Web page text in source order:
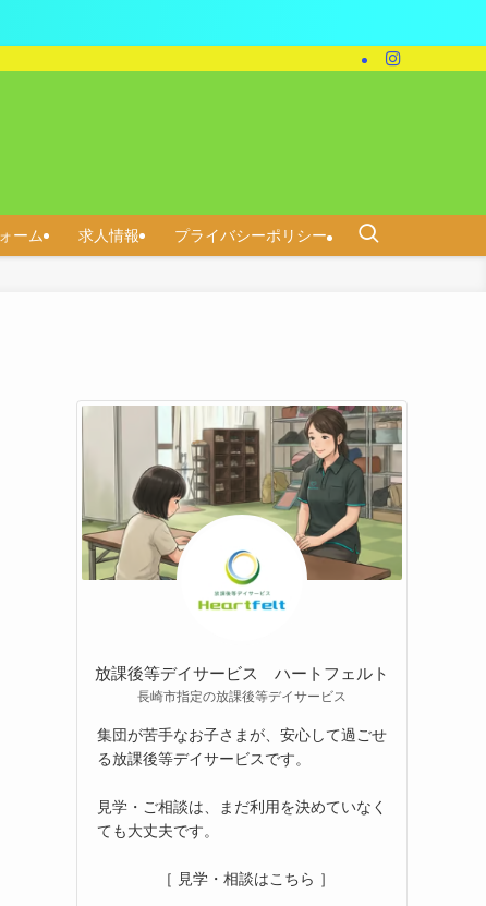
ーム 求人情報 プライバシーポリシー
放課後等デイサービス ハートフェルト
長崎市指定の放課後等デイサービス
集団が苦手なお子さまが、安心して過ごせ
る放課後等デイサービスです。
見学・ご相談は、まだ利用を決めていなく
ても大丈夫です。
［ 見学・相談はこちら ］